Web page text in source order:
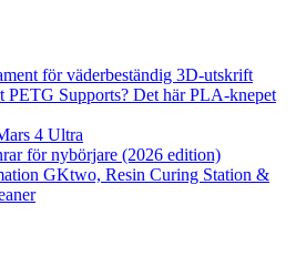
för väderbeständig 3D-utskrift
PETG Supports? Det här PLA-knepet
4 Ultra
för nybörjare (2026 edition)
GKtwo, Resin Curing Station &